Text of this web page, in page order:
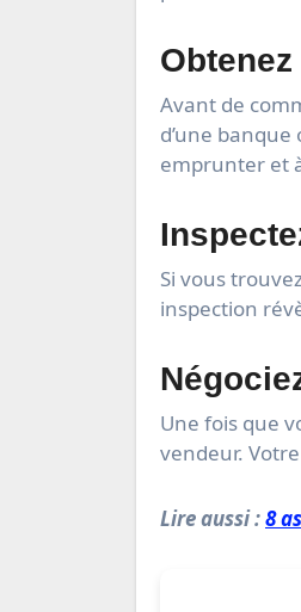
Avant de
d’une
emprunter et
Si vous
inspection
Une fois que
vendeur.
Lire aussi :8